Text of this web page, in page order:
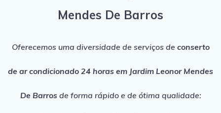
Mendes De Barros
Oferecemos uma diversidade de serviços de conserto
de ar condicionado 24 horas em Jardim Leonor Mendes
De Barrosde forma rápido e de ótima qualidade: